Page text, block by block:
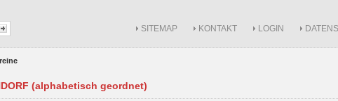
SITEMAP KONTAKT LOGIN
(alphabetisch geordnet)